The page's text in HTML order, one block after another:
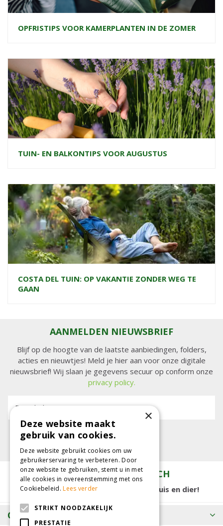
OPFRISTIPS VOOR KAMERPLANTEN IN DE ZOMER
TUIN- EN BALKONTIPS VOOR AUGUSTUS
COSTA DEL TUIN: OP VAKANTIE ZONDER WEG TE
GAAN
AANMELDEN NIEUWSBRIEF
Blijf op de hoogte van de laatste aanbiedingen, folders,
acties en nieuwtjes! Meld je hier aan voor onze digitale
nieuwsbrief! Wij slaan je gegevens secuur op conform onze
privacy policy.
E-mailadres:
TUINCENTRUM KOLBACH
15.000 m2 winkelplezier voor tuin, huis en dier!
OPENINGSTIJDEN
×
Deze website maakt
gebruik van cookies.
Deze website gebruikt cookies om uw
gebruikerservaring te verbeteren. Door
onze website te gebruiken, stemt u in met
alle cookies in overeenstemming met ons
Cookiebeleid.Lees verder
STRIKT NOODZAKELIJK
PRESTATIE